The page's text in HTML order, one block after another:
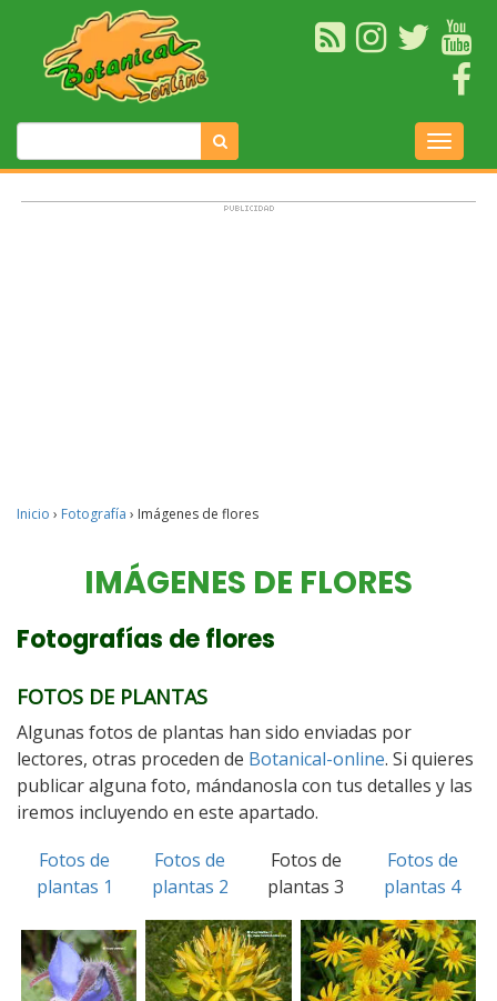
Inicio › Fotografía › Imágenes de flores
IMÁGENES DE FLORES
Fotografías de flores
FOTOS DE PLANTAS
Algunas fotos de plantas han sido enviadas por
lectores, otras proceden de Botanical-online. Si quieres
publicar alguna foto, mándanosla con tus detalles y las
iremos incluyendo en este apartado.
Fotos de
plantas 1
Fotos de
plantas 2
Fotos de
plantas 3
Fotos de
plantas 4